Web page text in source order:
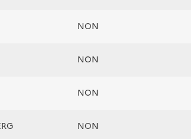
NON
NON
NON
NON